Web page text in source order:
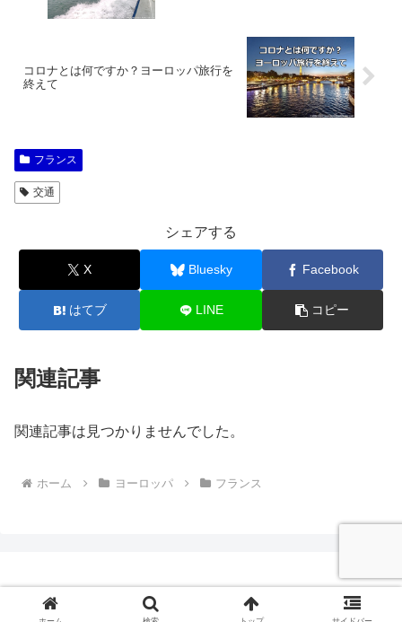
コロナとは何ですか？ヨーロッパ旅行を
終えて
フランス
交通
シェアする
X Bluesky Facebook
はてブ LINE コピー
関連記事
関連記事は見つかりませんでした。
ホーム ヨーロッパ フランス
© 2008-2026 ジャパニ・バックパッカー海外旅行記.